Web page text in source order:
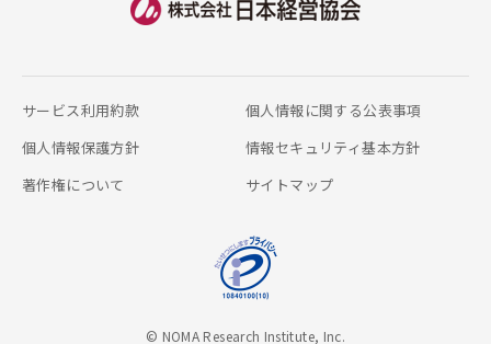
サービス利用約款
個人情報に関する公表事項
個人情報保護方針
情報セキュリティ基本方針
著作権について
サイトマップ
© NOMA Research Institute, Inc.